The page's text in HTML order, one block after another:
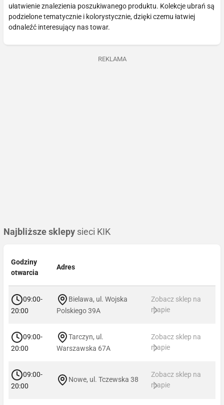
ułatwienie znalezienia poszukiwanego produktu. Kolekcje ubrań są
podzielone tematycznie i kolorystycznie, dzięki czemu łatwiej
odnaleźć interesujący nas towar.
REKLAMA
Najbliższe sklepy sieci KIK
Godziny
otwarcia
Adres
09:00-
20:00
Bielawa, ul. Wojska
Polskiego 39A
Zobacz sklep na
mapie
09:00-
20:00
Tarczyn, ul.
Warszawska 67A
Zobacz sklep na
mapie
09:00-
20:00
Nowe, ul. Tczewska 38
Zobacz sklep na
mapie